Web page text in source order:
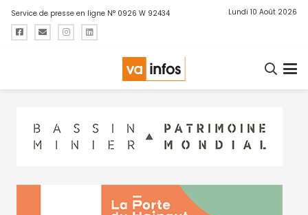
Service de presse en ligne N° 0926 W 92434 Lundi 10 Août 2026